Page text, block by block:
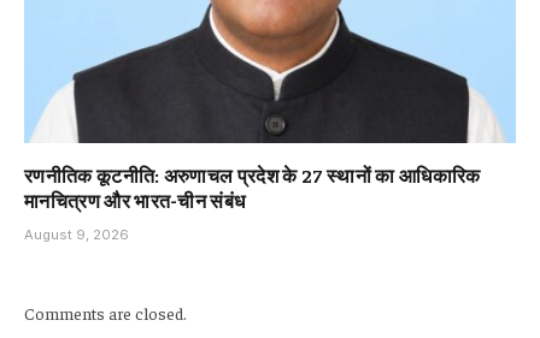
रणनीतिक कूटनीति: अरुणाचल प्रदेश के 27 स्थानों का आधिकारिक
मानचित्रण और भारत-चीन संबंध
August 9, 2026
Comments are closed.